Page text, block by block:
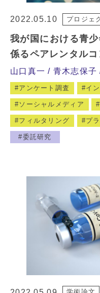
2022.05.10 プロジェ
我が国における青
係るペアレンタル
山口真一 青木志保子
アンケート調査 イ
ソーシャルメディア
フィルタリング プ
委託研究